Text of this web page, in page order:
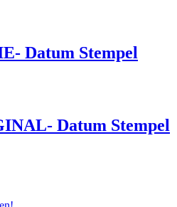
Datum Stempel
Datum Stempel